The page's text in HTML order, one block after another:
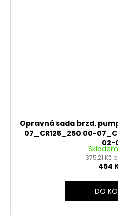
Opravná sada brzd.
07_CR125_250 00-
02-
Skladem
375,21 Kč
454
DO